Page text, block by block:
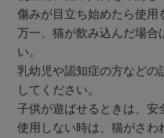
傷みが目立ち始めたら使用
万一、猫が飲み込んだ場合
い。
乳幼児や認知症の方などの
してください。
子供が遊ばせるときは、安
使用しない時は、猫がさわ